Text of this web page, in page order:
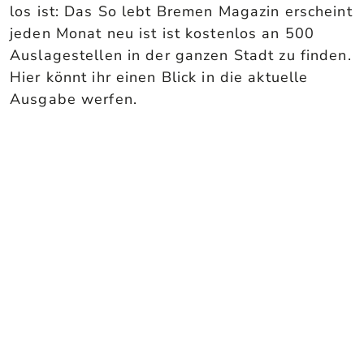
los ist: Das So lebt Bremen Magazin erscheint
jeden Monat neu ist ist kostenlos an 500
Auslagestellen in der ganzen Stadt zu finden.
Hier könnt ihr einen Blick in die aktuelle
Ausgabe werfen.